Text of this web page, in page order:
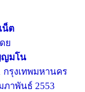
น็ต
ย
ญมโน
รุงเทพมหานคร
ภาพันธ์ 2553